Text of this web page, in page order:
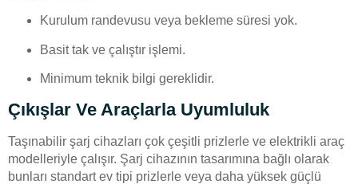
Kurulum randevusu veya bekleme süresi yok.
Basit tak ve çalıştır işlemi.
Minimum teknik bilgi gereklidir.
Çıkışlar Ve Araçlarla Uyumluluk
Taşınabilir şarj cihazları çok çeşitli prizlerle ve elektrikli araç
modelleriyle çalışır. Şarj cihazının tasarımına bağlı olarak
bunları standart ev tipi prizlerle veya daha yüksek güçlü